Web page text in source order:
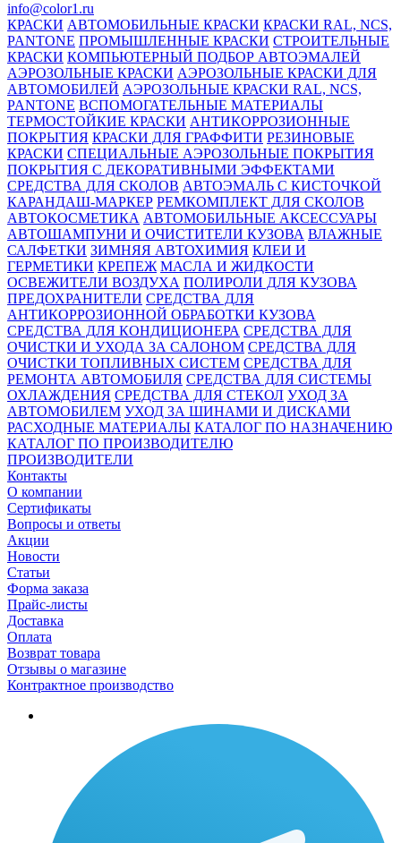
info@color1.ru
КРАСКИ АВТОМОБИЛЬНЫЕ КРАСКИ КРАСКИ RAL, NCS,
PANTONE ПРОМЫШЛЕННЫЕ КРАСКИ СТРОИТЕЛЬНЫЕ
КРАСКИ КОМПЬЮТЕРНЫЙ ПОДБОР АВТОЭМАЛЕЙ
АЭРОЗОЛЬНЫЕ КРАСКИ АЭРОЗОЛЬНЫЕ КРАСКИ ДЛЯ
АВТОМОБИЛЕЙ АЭРОЗОЛЬНЫЕ КРАСКИ RAL, NCS,
PANTONE ВСПОМОГАТЕЛЬНЫЕ МАТЕРИАЛЫ
ТЕРМОСТОЙКИЕ КРАСКИ АНТИКОРРОЗИОННЫЕ
ПОКРЫТИЯ КРАСКИ ДЛЯ ГРАФФИТИ РЕЗИНОВЫЕ
КРАСКИ СПЕЦИАЛЬНЫЕ АЭРОЗОЛЬНЫЕ ПОКРЫТИЯ
ПОКРЫТИЯ С ДЕКОРАТИВНЫМИ ЭФФЕКТАМИ
СРЕДСТВА ДЛЯ СКОЛОВ АВТОЭМАЛЬ С КИСТОЧКОЙ
КАРАНДАШ-МАРКЕР РЕМКОМПЛЕКТ ДЛЯ СКОЛОВ
АВТОКОСМЕТИКА АВТОМОБИЛЬНЫЕ АКСЕССУАРЫ
АВТОШАМПУНИ И ОЧИСТИТЕЛИ КУЗОВА ВЛАЖНЫЕ
САЛФЕТКИ ЗИМНЯЯ АВТОХИМИЯ КЛЕИ И
ГЕРМЕТИКИ КРЕПЕЖ МАСЛА И ЖИДКОСТИ
ОСВЕЖИТЕЛИ ВОЗДУХА ПОЛИРОЛИ ДЛЯ КУЗОВА
ПРЕДОХРАНИТЕЛИ СРЕДСТВА ДЛЯ
АНТИКОРРОЗИОННОЙ ОБРАБОТКИ КУЗОВА
СРЕДСТВА ДЛЯ КОНДИЦИОНЕРА СРЕДСТВА ДЛЯ
ОЧИСТКИ И УХОДА ЗА САЛОНОМ СРЕДСТВА ДЛЯ
ОЧИСТКИ ТОПЛИВНЫХ СИСТЕМ СРЕДСТВА ДЛЯ
РЕМОНТА АВТОМОБИЛЯ СРЕДСТВА ДЛЯ СИСТЕМЫ
ОХЛАЖДЕНИЯ СРЕДСТВА ДЛЯ СТЕКОЛ УХОД ЗА
АВТОМОБИЛЕМ УХОД ЗА ШИНАМИ И ДИСКАМИ
РАСХОДНЫЕ МАТЕРИАЛЫ КАТАЛОГ ПО НАЗНАЧЕНИЮ
КАТАЛОГ ПО ПРОИЗВОДИТЕЛЮ
ПРОИЗВОДИТЕЛИ
Контакты
О компании
Сертификаты
Вопросы и ответы
Акции
Новости
Статьи
Форма заказа
Прайс-листы
Доставка
Оплата
Возврат товара
Отзывы о магазине
Контрактное производство